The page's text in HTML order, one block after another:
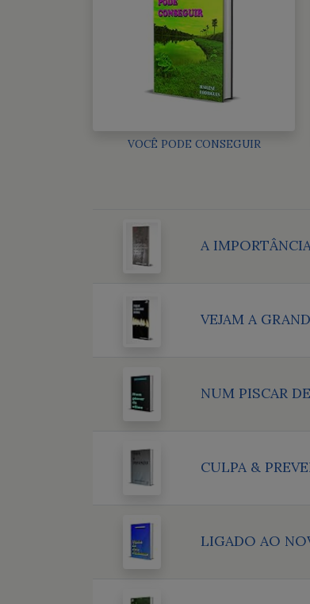
VOCÊ PODE CONSEGUIR
A
VEJAM A
NUM PISCAR
CULPA &
LIGADO AO